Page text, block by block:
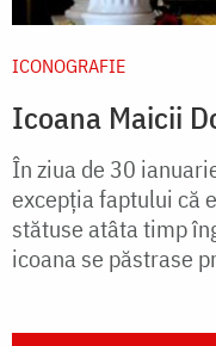
ICONOGRAFIE
Icoana Maicii
În ziua de 30
excepţia faptului că
stătuse atâta timp
icoana se păstrase